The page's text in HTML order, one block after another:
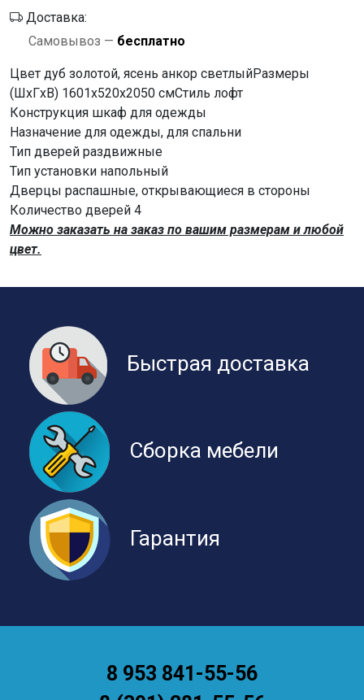
Доставка:
Самовывоз — бесплатно
Цвет дуб золотой, ясень анкор светлыйРазмеры
(ШxГxВ) 1601x520x2050 смСтиль лофт
Конструкция шкаф для одежды
Назначение для одежды, для спальни
Тип дверей раздвижные
Тип установки напольный
Дверцы распашные, открывающиеся в стороны
Количество дверей 4
Можно заказать на заказ по вашим размерам и любой
цвет.
Быстрая доставка
Сборка мебели
Гарантия
8 953 841-55-56